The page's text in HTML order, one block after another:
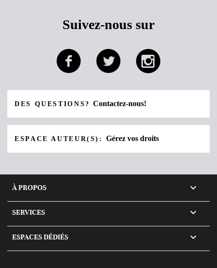
Suivez-nous sur
DES QUESTIONS?Contactez-nous!
ESPACE AUTEUR(S):Gérez vos droits
À PROPOS 
SERVICES 
ESPACES DÉDIÉS 